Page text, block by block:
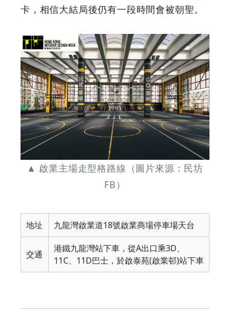
卡，相信大結局後仍有一段時間會被朝聖。
▲ 啟業主場走型格路線（圖片來源：民坊
FB）
地址 九龍灣啟業道18號啟業商場停車場天台
交通
港鐵九龍灣站下車，從A出口乘3D、
11C、11D巴士，於啟泰苑(啟業邨)站下車